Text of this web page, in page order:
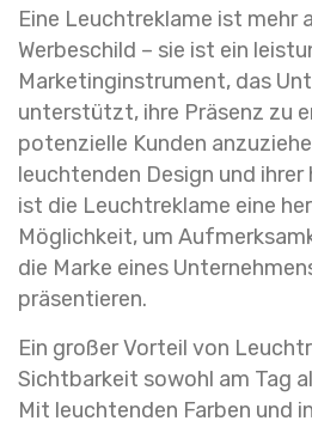
Eine Leuchtreklame ist mehr
Werbeschild – sie ist ein
Marketinginstrument, das
unterstützt, ihre Präsenz zu
potenzielle Kunden
leuchtenden Design und
ist die Leuchtreklame eine
Möglichkeit, um
die Marke eines
präsentieren.
Ein großer Vorteil von
Sichtbarkeit sowohl am Tag
Mit leuchtenden Farben und